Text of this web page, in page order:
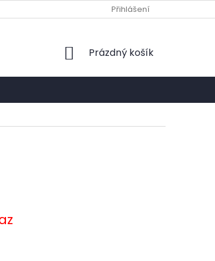
EXPEDIČNÍ A KONTAKTNÍ MÍSTO
Přihlášení
NÁKUPNÍ
Prázdný košík